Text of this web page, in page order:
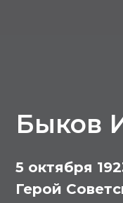
Быков
5 октября
Герой